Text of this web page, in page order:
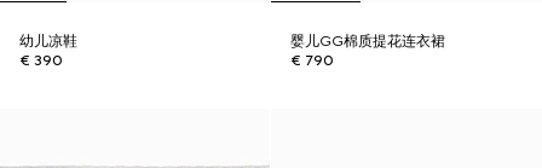
幼儿凉鞋
€ 390
婴儿GG棉质提花连衣裙
€ 790